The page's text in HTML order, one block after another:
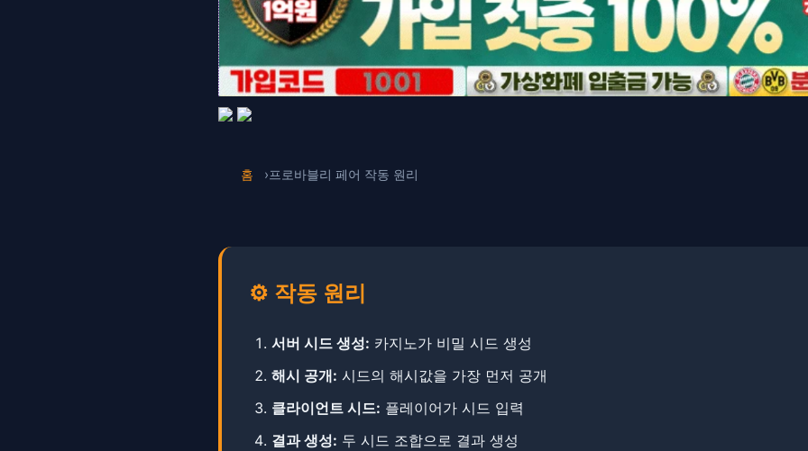
홈 프로바블리 페어 작동 원리
⚙️ 작동 원리
서버 시드 생성: 카지노가 비밀 시드 생성
해시 공개: 시드의 해시값을 가장 먼저 공개
클라이언트 시드: 플레이어가 시드 입력
결과 생성: 두 시드 조합으로 결과 생성